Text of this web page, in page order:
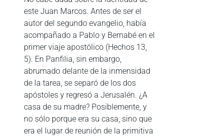
este Juan Marcos. Antes de ser el
autor del segundo evangelio, había
acompañado a Pablo y Bernabé en el
primer viaje apostólico (Hechos 13,
5). En Panfilia, sin embargo,
abrumado delante de la inmensidad
de la tarea, se separó de los dos
apóstoles y regresó a Jerusalén. ¿A
casa de su madre? Posiblemente, y
no sólo porque era su casa, sino que
era el lugar de reunión de la primitiva